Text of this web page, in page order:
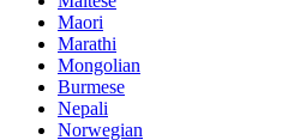
Maori
Marathi
Mongolian
Burmese
Nepali
Norwegian